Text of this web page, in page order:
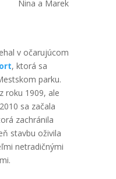
Nina a Marek
v očarujúcom
, ktorá sa
parku.
roku 1909, ale
sa začala
zachránila
stavbu oživila
netradičnými